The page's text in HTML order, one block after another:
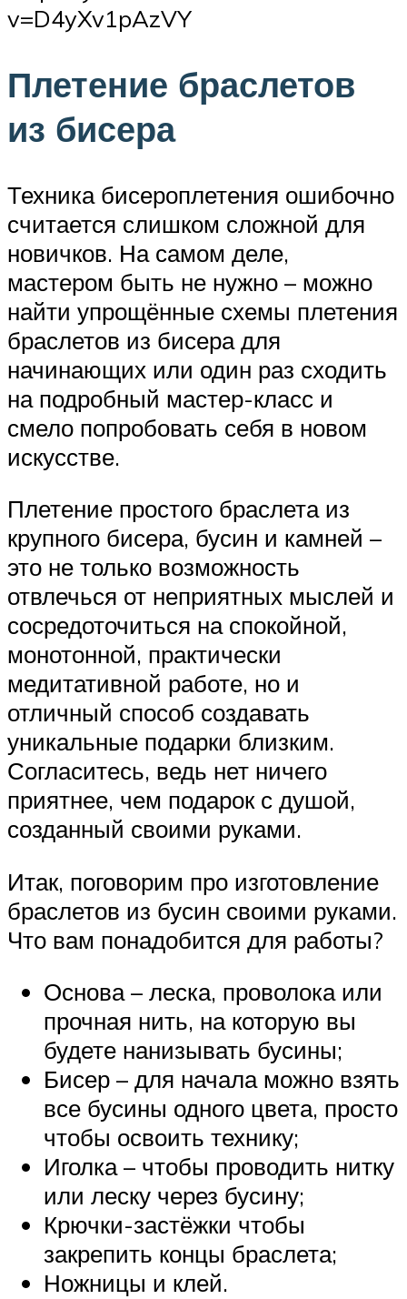
v=D4yXv1pAzVY
Плетение браслетов
из бисера
Техника бисероплетения ошибочно
считается слишком сложной для
новичков. На самом деле,
мастером быть не нужно – можно
найти упрощённые схемы плетения
браслетов из бисера для
начинающих или один раз сходить
на подробный мастер-класс и
смело попробовать себя в новом
искусстве.
Плетение простого браслета из
крупного бисера, бусин и камней –
это не только возможность
отвлечься от неприятных мыслей и
сосредоточиться на спокойной,
монотонной, практически
медитативной работе, но и
отличный способ создавать
уникальные подарки близким.
Согласитесь, ведь нет ничего
приятнее, чем подарок с душой,
созданный своими руками.
Итак, поговорим про изготовление
браслетов из бусин своими руками.
Что вам понадобится для работы?
Основа – леска, проволока или
прочная нить, на которую вы
будете нанизывать бусины;
Бисер – для начала можно взять
все бусины одного цвета, просто
чтобы освоить технику;
Иголка – чтобы проводить нитку
или леску через бусину;
Крючки-застёжки чтобы
закрепить концы браслета;
Ножницы и клей.